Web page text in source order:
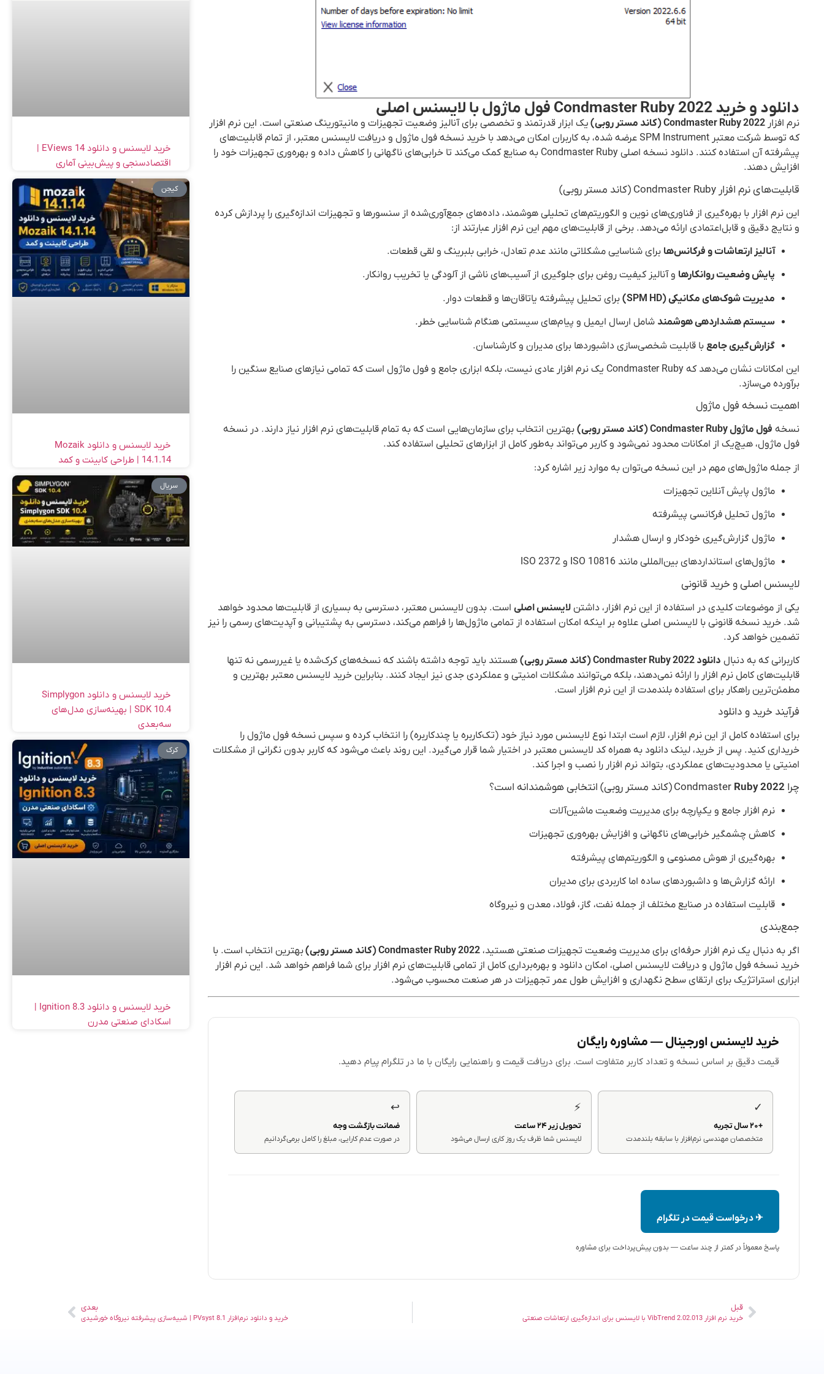
دانلود و خرید Condmaster Ruby 2022 فول ماژول با لایسنس اصلی
نرم افزار Condmaster Ruby 2022 (کاند مستر روبی)
یک ابزار قدرتمند و تخصصی برای آنالیز وضعیت تجهیزات و مانیتورینگ صنعتی است. این نرم افزار
که توسط شرکت معتبر SPM Instrument عرضه شده، به کاربران امکان می‌دهد با خرید نسخه فول ماژول و دریافت لایسنس معتبر، از تمام قابلیت‌های
پیشرفته آن استفاده کنند. دانلود نسخه اصلی Condmaster Ruby به صنایع کمک می‌کند تا خرابی‌های ناگهانی را کاهش داده و بهره‌وری تجهیزات خود را
افزایش دهند.
قابلیت‌های نرم افزار Condmaster Ruby (کاند مستر روبی)
این نرم افزار با بهره‌گیری از فناوری‌های نوین و الگوریتم‌های تحلیلی هوشمند، داده‌های جمع‌آوری‌شده از سنسورها و تجهیزات اندازه‌گیری را پردازش کرده
و نتایج دقیق و قابل‌اعتمادی ارائه می‌دهد. برخی از قابلیت‌های مهم این نرم افزار عبارتند از:
آنالیز ارتعاشات و فرکانس‌ها برای شناسایی مشکلاتی مانند عدم تعادل، خرابی بلبرینگ و لقی قطعات.
پایش وضعیت روانکارها و آنالیز کیفیت روغن برای جلوگیری از آسیب‌های ناشی از آلودگی یا تخریب روانکار.
مدیریت شوک‌های مکانیکی (SPM HD)
برای تحلیل پیشرفته یاتاقان‌ها و قطعات دوار.
سیستم هشداردهی هوشمند شامل ارسال ایمیل و پیام‌های سیستمی هنگام شناسایی خطر.
گزارش‌گیری جامع با قابلیت شخصی‌سازی داشبوردها برای مدیران و کارشناسان.
این امکانات نشان می‌دهد که Condmaster Ruby یک نرم افزار عادی نیست، بلکه ابزاری جامع و فول ماژول است که تمامی نیازهای صنایع سنگین را
برآورده می‌سازد.
اهمیت نسخه فول ماژول
نسخه فول ماژول Condmaster Ruby (کاند مستر روبی)
بهترین انتخاب برای سازمان‌هایی است که به تمام قابلیت‌های نرم افزار نیاز دارند. در نسخه
فول ماژول، هیچ‌یک از امکانات محدود نمی‌شود و کاربر می‌تواند به‌طور کامل از ابزارهای تحلیلی استفاده کند.
از جمله ماژول‌های مهم در این نسخه می‌توان به موارد زیر اشاره کرد:
ماژول پایش آنلاین تجهیزات
ماژول تحلیل فرکانسی پیشرفته
ماژول گزارش‌گیری خودکار و ارسال هشدار
ماژول‌های استانداردهای بین‌المللی مانند ISO 10816 و ISO 2372
لایسنس اصلی و خرید قانونی
یکی از موضوعات کلیدی در استفاده از این نرم افزار، داشتن لایسنس اصلی است. بدون لایسنس معتبر، دسترسی به بسیاری از قابلیت‌ها محدود خواهد
شد. خرید نسخه قانونی با لایسنس اصلی علاوه بر اینکه امکان استفاده از تمامی ماژول‌ها را فراهم می‌کند، دسترسی به پشتیبانی و آپدیت‌های رسمی را نیز
تضمین خواهد کرد.
کاربرانی که به دنبال دانلود Condmaster Ruby 2022 (کاند مستر روبی)
هستند باید توجه داشته باشند که نسخه‌های کرک‌شده یا غیررسمی نه تنها
قابلیت‌های کامل نرم افزار را ارائه نمی‌دهند، بلکه می‌توانند مشکلات امنیتی و عملکردی جدی نیز ایجاد کنند. بنابراین خرید لایسنس معتبر بهترین و
مطمئن‌ترین راهکار برای استفاده بلندمدت از این نرم افزار است.
فرآیند خرید و دانلود
برای استفاده کامل از این نرم افزار، لازم است ابتدا نوع لایسنس مورد نیاز خود (تک‌کاربره یا چندکاربره) را انتخاب کرده و سپس نسخه فول ماژول را
خریداری کنید. پس از خرید، لینک دانلود به همراه کد لایسنس معتبر در اختیار شما قرار می‌گیرد. این روند باعث می‌شود که کاربر بدون نگرانی از مشکلات
امنیتی یا محدودیت‌های عملکردی، بتواند نرم افزار را نصب و اجرا کند.
چرا Condmaster Ruby 2022 (کاند مستر روبی) انتخابی هوشمندانه است؟
نرم افزار جامع و یکپارچه برای مدیریت وضعیت ماشین‌آلات
کاهش چشمگیر خرابی‌های ناگهانی و افزایش بهره‌وری تجهیزات
بهره‌گیری از هوش مصنوعی و الگوریتم‌های پیشرفته
ارائه گزارش‌ها و داشبوردهای ساده اما کاربردی برای مدیران
قابلیت استفاده در صنایع مختلف از جمله نفت، گاز، فولاد، معدن و نیروگاه
جمع‌بندی
اگر به دنبال یک نرم افزار حرفه‌ای برای مدیریت وضعیت تجهیزات صنعتی هستید، Condmaster Ruby 2022 (کاند مستر روبی)
بهترین انتخاب است. با
خرید نسخه فول ماژول و دریافت لایسنس اصلی، امکان دانلود و بهره‌برداری کامل از تمامی قابلیت‌های نرم افزار برای شما فراهم خواهد شد. این نرم افزار
ابزاری استراتژیک برای ارتقای سطح نگهداری و افزایش طول عمر تجهیزات در هر صنعت محسوب می‌شود.
خرید لایسنس اورجینال — مشاوره رایگان
قیمت دقیق بر اساس نسخه و تعداد کاربر متفاوت است. برای دریافت قیمت و راهنمایی رایگان با ما در تلگرام پیام دهید.
✓
+۲۰ سال تجربه
متخصصان مهندسی نرم‌افزار با سابقه بلندمدت
⚡
تحویل زیر ۲۴ ساعت
لایسنس شما ظرف یک روز کاری ارسال می‌شود
↩
ضمانت بازگشت وجه
در صورت عدم کارایی، مبلغ را کامل برمی‌گردانیم
✈ درخواست قیمت در تلگرام
پاسخ معمولاً در کمتر از چند ساعت — بدون پیش‌پرداخت برای مشاوره
خرید لایسنس و دانلود EViews 14 |
اقتصادسنجی و پیش‌بینی آماری
کیجن
خرید لایسنس و دانلود Mozaik
14.1.14 | طراحی کابینت و کمد
سریال
خرید لایسنس و دانلود Simplygon
SDK 10.4 | بهینه‌سازی مدل‌های
سه‌بعدی
کرک
خرید لایسنس و دانلود Ignition 8.3 |
اسکادای صنعتی مدرن
قبل
خرید نرم افزار VibTrend 2.02.013 با لایسنس برای اندازه‌گیری ارتعاشات صنعتی
بعدی
خرید و دانلود نرم‌افزار PVsyst 8.1 | شبیه‌سازی پیشرفته نیروگاه خورشیدی